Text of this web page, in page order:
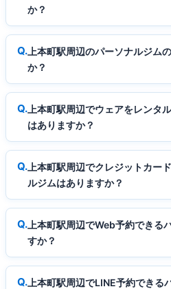
か？
上本町駅周辺のパーソナルジム
か？
上本町駅周辺でウェアをレンタ
はありますか？
上本町駅周辺でクレジットカー
ルジムはありますか？
上本町駅周辺でWeb予約できる
すか？
上本町駅周辺でLINE予約できる